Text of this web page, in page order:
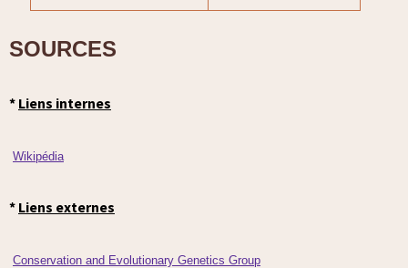
SOURCES
* Liens internes
Wikipédia
* Liens externes
Conservation and Evolutionary Genetics Group